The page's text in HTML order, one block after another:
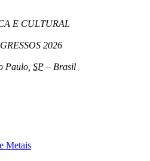
E CULTURAL
2026
Paulo SP – Brasil
Metais